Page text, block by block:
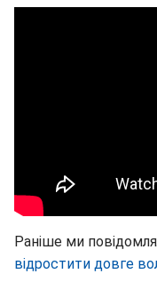
Раніше ми
відростити довге